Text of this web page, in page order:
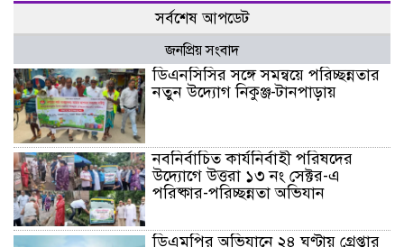
সর্বশেষ আপডেট
জনপ্রিয় সংবাদ
ডিএনসিসির সঙ্গে সমন্বয়ে পরিচ্ছন্নতার
নতুন উদ্যোগ নিকুঞ্জ-টানপাড়ায়
নবনির্বাচিত কার্যনির্বাহী পরিষদের
উদ্যোগে উত্তরা ১৩ নং সেক্টর-এ
পরিষ্কার-পরিচ্ছন্নতা অভিযান
ডিএমপির অভিযানে ২৪ ঘণ্টায় গ্রেপ্তার